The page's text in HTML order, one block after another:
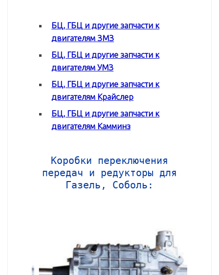
БЦ, ГБЦ и другие запчасти к
двигателям ЗМЗ
БЦ, ГБЦ и другие запчасти к
двигателям УМЗ
БЦ, ГБЦ и другие запчасти к
двигателям Крайслер
БЦ, ГБЦ и другие запчасти к
двигателям Камминз
Коробки переключения
передач и редукторы для
Газель, Соболь: